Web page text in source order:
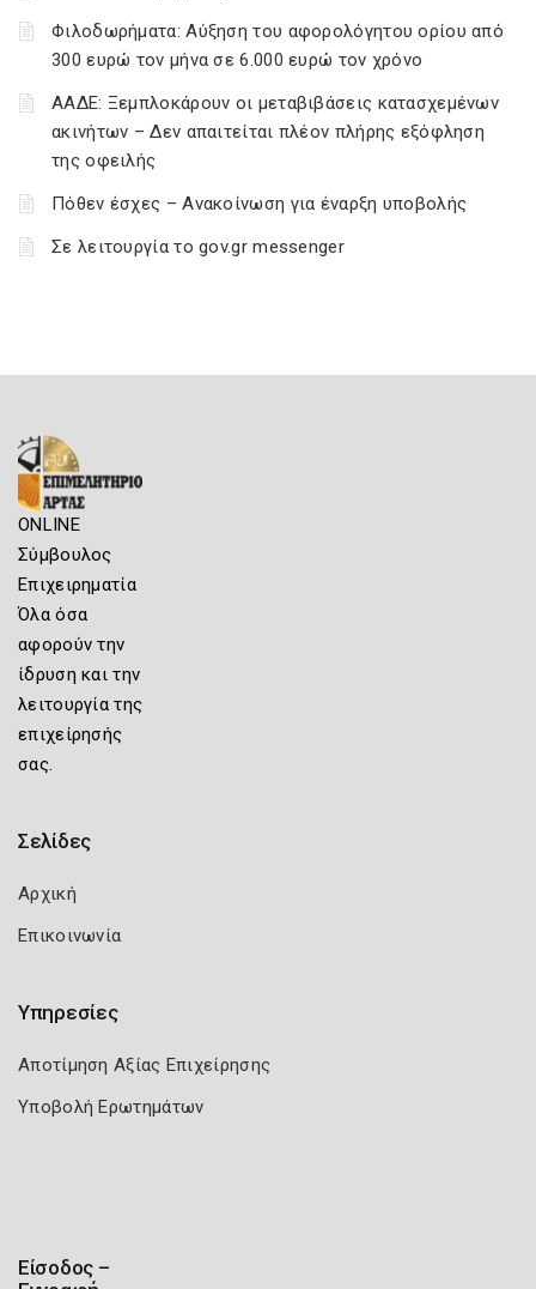
Φιλοδωρήματα: Αύξηση του αφορολόγητου ορίου από
300 ευρώ τον μήνα σε 6.000 ευρώ τον χρόνο
ΑΑΔΕ: Ξεμπλοκάρουν οι μεταβιβάσεις κατασχεμένων
ακινήτων – Δεν απαιτείται πλέον πλήρης εξόφληση
της οφειλής
Πόθεν έσχες – Ανακοίνωση για έναρξη υποβολής
Σε λειτουργία το gov.gr messenger
ONLINE
Σύμβουλος
Επιχειρηματία
Όλα όσα
αφορούν την
ίδρυση και την
λειτουργία της
επιχείρησής
σας.
Σελίδες
Αρχική
Επικοινωνία
Υπηρεσίες
Αποτίμηση Αξίας Επιχείρησης
Υποβολή Ερωτημάτων
Είσοδος –